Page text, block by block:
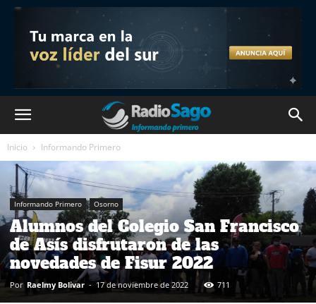
Inicio Informando Primero
Informando Primero Osorno
Alumnos del Colegio San Francisco
de Asís disfrutaron de las
novedades de Fisur 2022
Por Raelmy Bolivar - 17 de noviembre de 2022 711